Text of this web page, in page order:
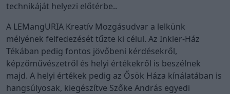
technikáját helyezi előtérbe..
A LEMangURIA Kreatív Mozgásudvar a lelkünk
mélyének felfedezését tűzte ki célul. Az Inkler-Ház
Tékában pedig fontos jövőbeni kérdésekről,
képzőművészetről és helyi értékekről is beszélnek
majd. A helyi értékek pedig az Ősök Háza kínálatában is
hangsúlyosak, kiegészítve Szőke András egyedi